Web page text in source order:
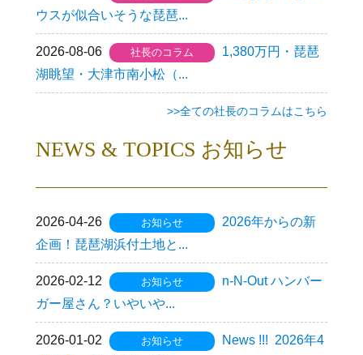
ウスが似合いそうな琵琶...
2026-08-06 社長のコラム
1,380万円・琵琶
湖眺望・大津市南小松（...
>>全ての社長のコラムはこちら
NEWS & TOPICS お知らせ
2026-04-26 お知らせ
2026年からの新
企画！琵琶湖浜付土地と...
2026-02-12 お知らせ
n-N-Out ハンバー
ガー屋さん？いやいや...
2026-01-02 お知らせ
News !!! 2026年4